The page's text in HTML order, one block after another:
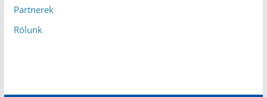
Partnerek
Rólunk